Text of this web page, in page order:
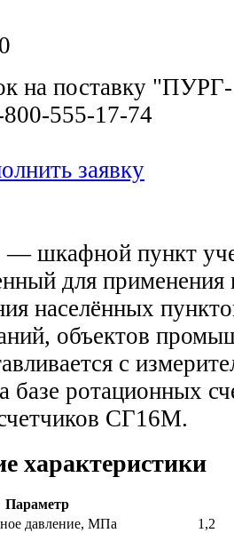
на поставку
555-17-74
заявку
— шкафной пункт
для применения
населённых
объектов
с
базе ротационных
СГ16М.
характеристики
Параметр
давление, МПа
1,2